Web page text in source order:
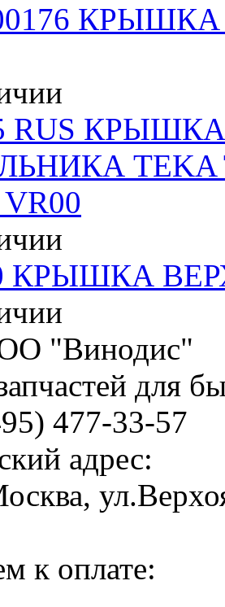
RUS
TEKA
КРЫШКА
"Винодис"
для
477-33-57
адрес:
к оплате: